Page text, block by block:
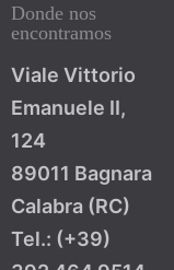
Donde nos
encontramos
Viale Vittorio
Emanuele II,
124
89011 Bagnara
Calabra (RC)
Tel.: (+39)